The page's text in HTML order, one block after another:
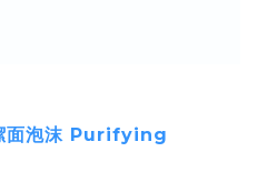
面泡沫 Purifying